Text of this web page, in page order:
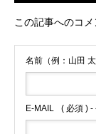
この記事へのコメ
名前（例：山田 太
E-MAIL ( 必須 ) -